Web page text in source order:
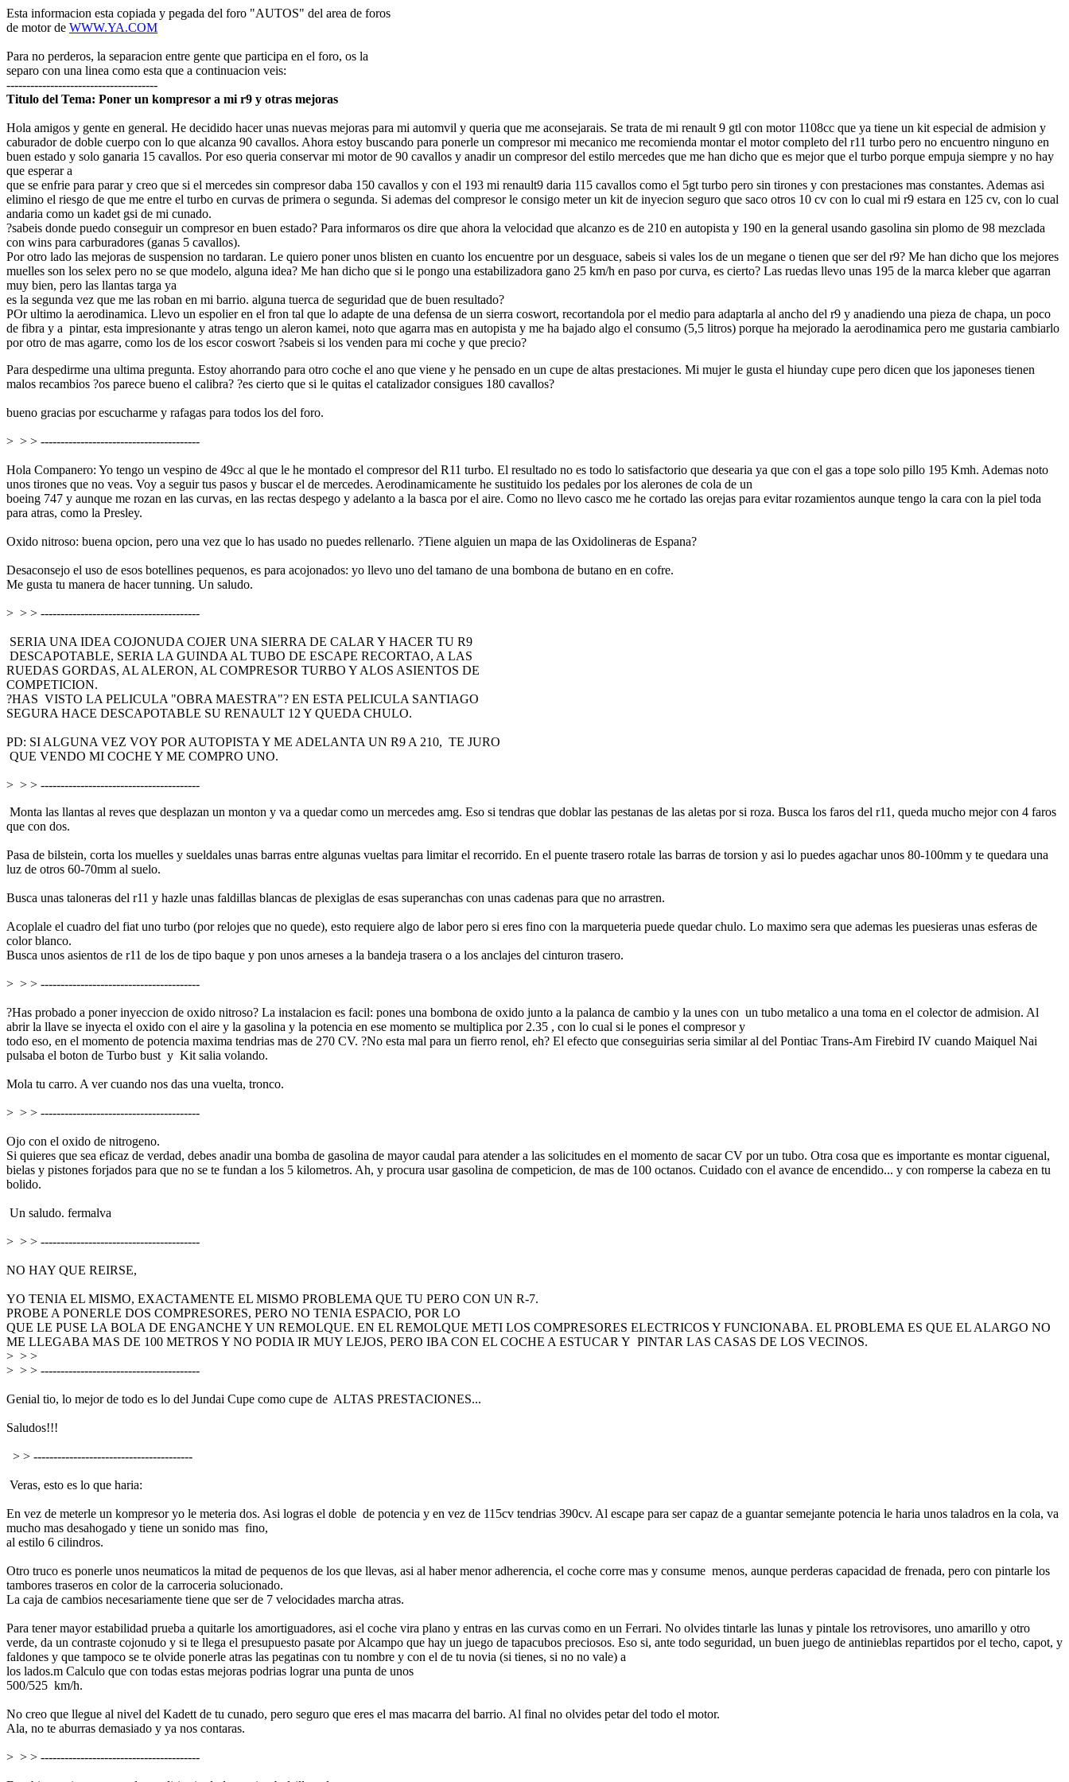
Esta informacion esta copiada y pegada del foro "AUTOS" del area de foros
de motor de WWW.YA.COM
Para no perderos, la separacion entre gente que participa en el foro, os la
separo con una linea como esta que a continuacion veis:
--------------------------------------
Titulo del Tema: Poner un kompresor a mi r9 y otras mejoras
Hola amigos y gente en general. He decidido hacer unas nuevas mejoras para mi automvil y queria que me aconsejarais. Se trata de mi renault 9 gtl con motor 1108cc que ya tiene un kit especial de admision y
caburador de doble cuerpo con lo que alcanza 90 cavallos. Ahora estoy buscando para ponerle un compresor mi mecanico me recomienda montar el motor completo del r11 turbo pero no encuentro ninguno en
buen estado y solo ganaria 15 cavallos. Por eso queria conservar mi motor de 90 cavallos y anadir un compresor del estilo mercedes que me han dicho que es mejor que el turbo porque empuja siempre y no hay
que esperar a
que se enfrie para parar y creo que si el mercedes sin compresor daba 150 cavallos y con el 193 mi renault9 daria 115 cavallos como el 5gt turbo pero sin tirones y con prestaciones mas constantes. Ademas asi
elimino el riesgo de que me entre el turbo en curvas de primera o segunda. Si ademas del compresor le consigo meter un kit de inyecion seguro que saco otros 10 cv con lo cual mi r9 estara en 125 cv, con lo cual
andaria como un kadet gsi de mi cunado.
?sabeis donde puedo conseguir un compresor en buen estado? Para informaros os dire que ahora la velocidad que alcanzo es de 210 en autopista y 190 en la general usando gasolina sin plomo de 98 mezclada
con wins para carburadores (ganas 5 cavallos).
Por otro lado las mejoras de suspension no tardaran. Le quiero poner unos blisten en cuanto los encuentre por un desguace, sabeis si vales los de un megane o tienen que ser del r9? Me han dicho que los mejores
muelles son los selex pero no se que modelo, alguna idea? Me han dicho que si le pongo una estabilizadora gano 25 km/h en paso por curva, es cierto? Las ruedas llevo unas 195 de la marca kleber que agarran
muy bien, pero las llantas targa ya
es la segunda vez que me las roban en mi barrio. alguna tuerca de seguridad que de buen resultado?
POr ultimo la aerodinamica. Llevo un espolier en el fron tal que lo adapte de una defensa de un sierra coswort, recortandola por el medio para adaptarla al ancho del r9 y anadiendo una pieza de chapa, un poco
de fibra y a pintar, esta impresionante y atras tengo un aleron kamei, noto que agarra mas en autopista y me ha bajado algo el consumo (5,5 litros) porque ha mejorado la aerodinamica pero me gustaria cambiarlo
por otro de mas agarre, como los de los escor coswort ?sabeis si los venden para mi coche y que precio?
Para despedirme una ultima pregunta. Estoy ahorrando para otro coche el ano que viene y he pensado en un cupe de altas prestaciones. Mi mujer le gusta el hiunday cupe pero dicen que los japoneses tienen
malos recambios ?os parece bueno el calibra? ?es cierto que si le quitas el catalizador consigues 180 cavallos?
bueno gracias por escucharme y rafagas para todos los del foro.
> > > ----------------------------------------
Hola Companero: Yo tengo un vespino de 49cc al que le he montado el compresor del R11 turbo. El resultado no es todo lo satisfactorio que desearia ya que con el gas a tope solo pillo 195 Kmh. Ademas noto
unos tirones que no veas. Voy a seguir tus pasos y buscar el de mercedes. Aerodinamicamente he sustituido los pedales por los alerones de cola de un
boeing 747 y aunque me rozan en las curvas, en las rectas despego y adelanto a la basca por el aire. Como no llevo casco me he cortado las orejas para evitar rozamientos aunque tengo la cara con la piel toda
para atras, como la Presley.
Oxido nitroso: buena opcion, pero una vez que lo has usado no puedes rellenarlo. ?Tiene alguien un mapa de las Oxidolineras de Espana?
Desaconsejo el uso de esos botellines pequenos, es para acojonados: yo llevo uno del tamano de una bombona de butano en en cofre.
Me gusta tu manera de hacer tunning. Un saludo.
> > > ----------------------------------------
SERIA UNA IDEA COJONUDA COJER UNA SIERRA DE CALAR Y HACER TU R9
DESCAPOTABLE, SERIA LA GUINDA AL TUBO DE ESCAPE RECORTAO, A LAS
RUEDAS GORDAS, AL ALERON, AL COMPRESOR TURBO Y ALOS ASIENTOS DE
COMPETICION.
?HAS VISTO LA PELICULA "OBRA MAESTRA"? EN ESTA PELICULA SANTIAGO
SEGURA HACE DESCAPOTABLE SU RENAULT 12 Y QUEDA CHULO.
PD: SI ALGUNA VEZ VOY POR AUTOPISTA Y ME ADELANTA UN R9 A 210, TE JURO
QUE VENDO MI COCHE Y ME COMPRO UNO.
> > > ----------------------------------------
Monta las llantas al reves que desplazan un monton y va a quedar como un mercedes amg. Eso si tendras que doblar las pestanas de las aletas por si roza. Busca los faros del r11, queda mucho mejor con 4 faros
que con dos.
Pasa de bilstein, corta los muelles y sueldales unas barras entre algunas vueltas para limitar el recorrido. En el puente trasero rotale las barras de torsion y asi lo puedes agachar unos 80-100mm y te quedara una
luz de otros 60-70mm al suelo.
Busca unas taloneras del r11 y hazle unas faldillas blancas de plexiglas de esas superanchas con unas cadenas para que no arrastren.
Acoplale el cuadro del fiat uno turbo (por relojes que no quede), esto requiere algo de labor pero si eres fino con la marqueteria puede quedar chulo. Lo maximo sera que ademas les puesieras unas esferas de
color blanco.
Busca unos asientos de r11 de los de tipo baque y pon unos arneses a la bandeja trasera o a los anclajes del cinturon trasero.
> > > ----------------------------------------
?Has probado a poner inyeccion de oxido nitroso? La instalacion es facil: pones una bombona de oxido junto a la palanca de cambio y la unes con un tubo metalico a una toma en el colector de admision. Al
abrir la llave se inyecta el oxido con el aire y la gasolina y la potencia en ese momento se multiplica por 2.35 , con lo cual si le pones el compresor y
todo eso, en el momento de potencia maxima tendrias mas de 270 CV. ?No esta mal para un fierro renol, eh? El efecto que conseguirias seria similar al del Pontiac Trans-Am Firebird IV cuando Maiquel Nai
pulsaba el boton de Turbo bust y Kit salia volando.
Mola tu carro. A ver cuando nos das una vuelta, tronco.
> > > ----------------------------------------
Ojo con el oxido de nitrogeno.
Si quieres que sea eficaz de verdad, debes anadir una bomba de gasolina de mayor caudal para atender a las solicitudes en el momento de sacar CV por un tubo. Otra cosa que es importante es montar ciguenal,
bielas y pistones forjados para que no se te fundan a los 5 kilometros. Ah, y procura usar gasolina de competicion, de mas de 100 octanos. Cuidado con el avance de encendido... y con romperse la cabeza en tu
bolido.
Un saludo. fermalva
> > > ----------------------------------------
NO HAY QUE REIRSE,
YO TENIA EL MISMO, EXACTAMENTE EL MISMO PROBLEMA QUE TU PERO CON UN R-7.
PROBE A PONERLE DOS COMPRESORES, PERO NO TENIA ESPACIO, POR LO
QUE LE PUSE LA BOLA DE ENGANCHE Y UN REMOLQUE. EN EL REMOLQUE METI LOS COMPRESORES ELECTRICOS Y FUNCIONABA. EL PROBLEMA ES QUE EL ALARGO NO
ME LLEGABA MAS DE 100 METROS Y NO PODIA IR MUY LEJOS, PERO IBA CON EL COCHE A ESTUCAR Y PINTAR LAS CASAS DE LOS VECINOS.
> > >
> > > ----------------------------------------
Genial tio, lo mejor de todo es lo del Jundai Cupe como cupe de ALTAS PRESTACIONES...
Saludos!!!
> > ----------------------------------------
Veras, esto es lo que haria:
En vez de meterle un kompresor yo le meteria dos. Asi logras el doble de potencia y en vez de 115cv tendrias 390cv. Al escape para ser capaz de a guantar semejante potencia le haria unos taladros en la cola, va
mucho mas desahogado y tiene un sonido mas fino,
al estilo 6 cilindros.
Otro truco es ponerle unos neumaticos la mitad de pequenos de los que llevas, asi al haber menor adherencia, el coche corre mas y consume menos, aunque perderas capacidad de frenada, pero con pintarle los
tambores traseros en color de la carroceria solucionado.
La caja de cambios necesariamente tiene que ser de 7 velocidades marcha atras.
Para tener mayor estabilidad prueba a quitarle los amortiguadores, asi el coche vira plano y entras en las curvas como en un Ferrari. No olvides tintarle las lunas y pintale los retrovisores, uno amarillo y otro
verde, da un contraste cojonudo y si te llega el presupuesto pasate por Alcampo que hay un juego de tapacubos preciosos. Eso si, ante todo seguridad, un buen juego de antinieblas repartidos por el techo, capot, y
faldones y que tampoco se te olvide ponerle atras las pegatinas con tu nombre y con el de tu novia (si tienes, si no no vale) a
los lados.m Calculo que con todas estas mejoras podrias lograr una punta de unos
500/525 km/h.
No creo que llegue al nivel del Kadett de tu cunado, pero seguro que eres el mas macarra del barrio. Al final no olvides petar del todo el motor.
Ala, no te aburras demasiado y ya nos contaras.
> > > ----------------------------------------